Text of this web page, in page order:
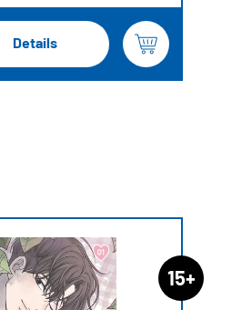
Details
15+